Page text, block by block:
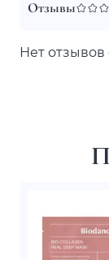
Отзывы
Нет отзывов